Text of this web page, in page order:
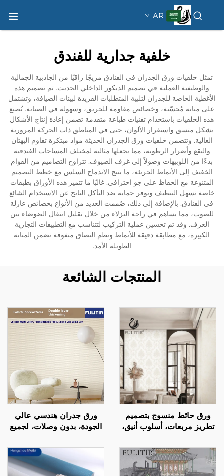
AR
خلفية جدارية للفندق
تمثل خلفيات ورق الجدران في الفنادق مزيجًا راقيًا من الجاذبية الجمالية
والوظيفية العملية في تصميم الديكور الداخلي الحديث. تم تصميم هذه
الأغطية الخاصة للجدران لتلبية المتطلبات الفريدة لبيئات الضيافة، وتشتمل
على متانة مُحسّنة، وخصائص مقاومة للحريق، وسهولة في الصيانة. تُصنع
هذه الخلفيات باستخدام تقنيات طباعة متقدمة تضمن إعادة إنتاج الأشكال
بشكل متسق واستقرار الألوان، حتى في المناطق ذات الحركة المرورية
العالية. وتتضمن خلفيات ورق الجدران الحديثة مواد مبتكرة تقاوم البهتان
والبقع وأضرار الرطوبة، مما يجعلها مثالية لمختلف المساحات الفندقية
بدءًا من اللوبيهات وصولاً إلى غرف الضيوف. تتراوح التصاميم من القوام
الخفيف إلى الأنماط الجريئة، ما يتيح الاندماج السلس مع خطط التصميم
المتنوعة مع الحفاظ على جو احترافي. غالبًا ما تتميز هذه الأوراق بطبقات
خاصة تسهل التنظيف وتوفر حماية ضد التآكل الناتج عن الاستخدام الشائع
في الفنادق. بالإضافة إلى ذلك، صُممت العديد من الأنواع بخصائص عازلة
للصوت، مما يساهم في راحة النزلاء من خلال تقليل انتقال الضوضاء بين
الغرف. وقد تم تحسين عملية التركيب لتتناسب مع التطبيقات التجارية
الكبيرة، مع مطابقة دقيقة للأنماط ونظم التصاق متفوقة تضمن المتانة
الطويلة الأمد.
المنتجات الشائعة
ورق حائط منسوج بتصميم
تطريز مربعات، أسلوب أنيق،
الشقة الفاخرة
ورق جدران هندسي عالي
الجودة، بدون وصلات، لجميع
غرفة معيشة، ورق جدران
من القطن والكتان بلون
واحد، أسلوب فاخر خفيف،